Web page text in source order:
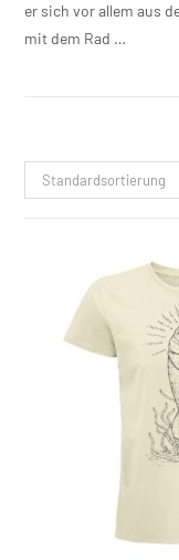
er sich vor allem aus
mit dem Rad …
Standardsortierung